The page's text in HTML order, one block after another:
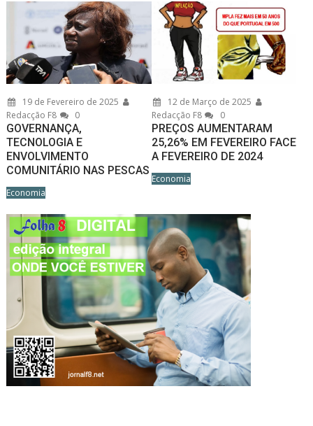
19 de Fevereiro de 2025
Redacção F8
0
GOVERNANÇA,
TECNOLOGIA E
ENVOLVIMENTO
COMUNITÁRIO NAS PESCAS
Economia
12 de Março de 2025
Redacção F8
0
PREÇOS AUMENTARAM
25,26% EM FEVEREIRO FACE
A FEVEREIRO DE 2024
Economia